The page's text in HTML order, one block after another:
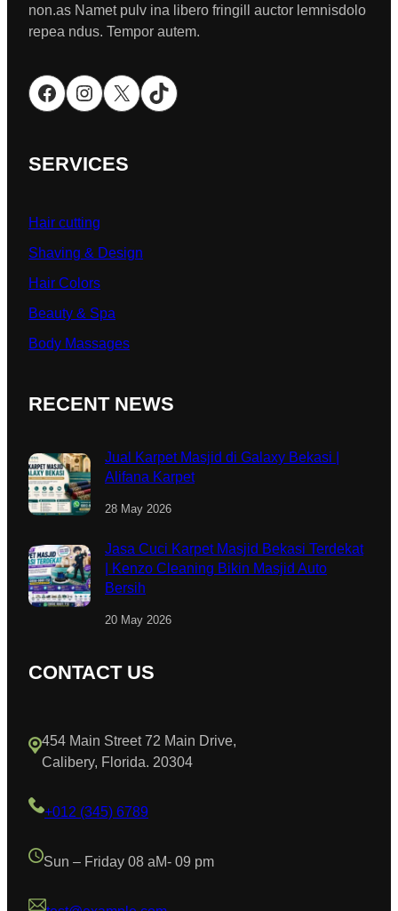
non.as Namet pulv ina libero fringill auctor lemnisdolo
repea ndus. Tempor autem.
Facebook Instagram X TikTok
SERVICES
Hair cutting
Shaving & Design
Hair Colors
Beauty & Spa
Body Massages
RECENT NEWS
Jual Karpet Masjid di Galaxy Bekasi |
Alifana Karpet
28 May 2026
Jasa Cuci Karpet Masjid Bekasi Terdekat
| Kenzo Cleaning Bikin Masjid Auto
Bersih
20 May 2026
CONTACT US
454 Main Street 72 Main Drive,
Calibery, Florida. 20304
+012 (345) 6789
Sun – Friday 08 aM- 09 pm